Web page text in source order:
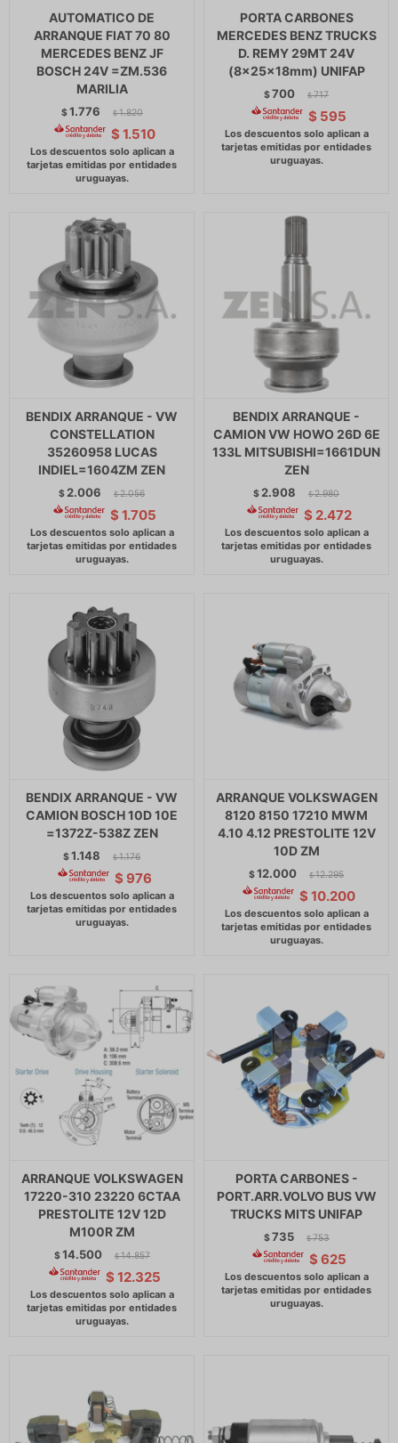
AUTOMATICO DE
ARRANQUE FIAT 70 80
MERCEDES BENZ JF
BOSCH 24V =ZM.536
MARILIA
$1.776 $ 1.820
$ 1.510
PORTA CARBONES
MERCEDES BENZ TRUCKS
D. REMY 29MT 24V
(8x25x18mm) UNIFAP
$700 $ 717
$ 595
BENDIX ARRANQUE - VW
CONSTELLATION
35260958 LUCAS
INDIEL=1604ZM ZEN
$ 2.006 $ 2.056
$ 1.705
BENDIX ARRANQUE -
CAMION VW HOWO 26D 6E
133L MITSUBISHI=1661DUN
ZEN
$ 2.908 $ 2.980
$ 2.472
BENDIX ARRANQUE - VW
CAMION BOSCH 10D 10E
=1372Z-538Z ZEN
$1.148 $ 1.176
$ 976
ARRANQUE VOLKSWAGEN
8120 8150 17210 MWM
4.10 4.12 PRESTOLITE 12V
10D ZM
$12.000 $ 12.295
$ 10.200
ARRANQUE VOLKSWAGEN
17220-310 23220 6CTAA
PRESTOLITE 12V 12D
M100R ZM
$14.500 $ 14.857
$ 12.325
PORTA CARBONES -
PORT.ARR.VOLVO BUS VW
TRUCKS MITS UNIFAP
$735 $ 753
$ 625